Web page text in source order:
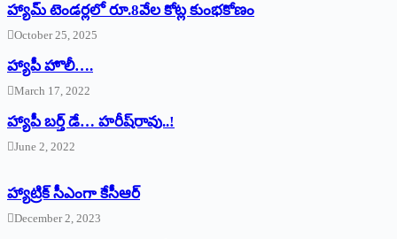
హ్యామ్‌ ‌టెండర్లలో రూ.8వేల కోట్ల కుంభకోణం
October 25, 2025
హ్యాపీ హొలీ….
March 17, 2022
హ్యాపీ బర్త్ ‌డే… హరీష్‌రావు..!
June 2, 2022
హ్యాట్రిక్‌ ‌సీఎంగా కేసీఆర్‌
December 2, 2023